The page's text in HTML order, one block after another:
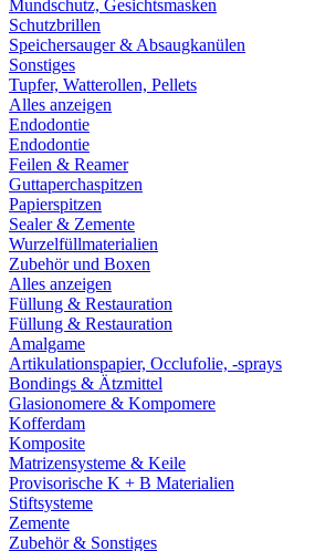
Mundschutz, Gesichtsmasken
Schutzbrillen
Speichersauger & Absaugkanülen
Sonstiges
Tupfer, Watterollen, Pellets
Alles anzeigen
Endodontie
Endodontie
Feilen & Reamer
Guttaperchaspitzen
Papierspitzen
Sealer & Zemente
Wurzelfüllmaterialien
Zubehör und Boxen
Alles anzeigen
Füllung & Restauration
Füllung & Restauration
Amalgame
Artikulationspapier, Occlufolie, -sprays
Bondings & Ätzmittel
Glasionomere & Kompomere
Kofferdam
Komposite
Matrizensysteme & Keile
Provisorische K + B Materialien
Stiftsysteme
Zemente
Zubehör & Sonstiges